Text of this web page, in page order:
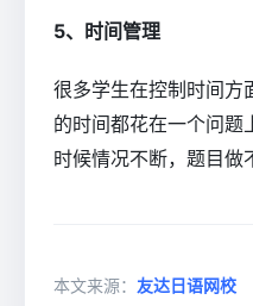
5、时间管理
很多学生在控制时间方
的时间都花在一个问题
时候情况不断，题目做
本文来源： 友达日语网校